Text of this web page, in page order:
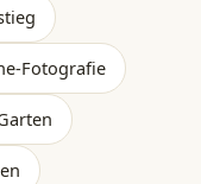
Fotografie